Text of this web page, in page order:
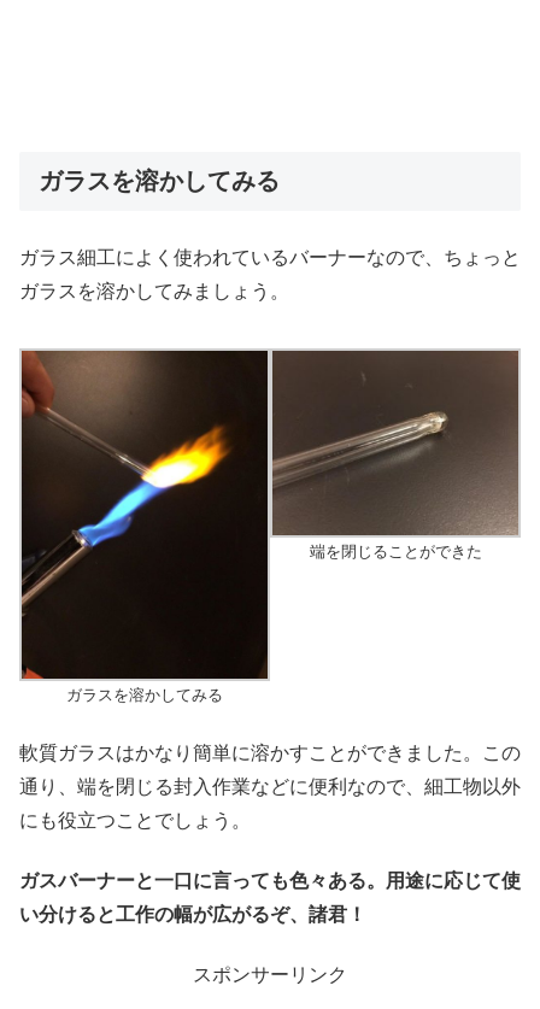
ガラスを溶かしてみる
ガラス細工によく使われているバーナーなので、ちょっと
ガラスを溶かしてみましょう。
ガラスを溶かしてみる
端を閉じることができた
軟質ガラスはかなり簡単に溶かすことができました。この
通り、端を閉じる封入作業などに便利なので、細工物以外
にも役立つことでしょう。
ガスバーナーと一口に言っても色々ある。用途に応じて使
い分けると工作の幅が広がるぞ、諸君！
スポンサーリンク